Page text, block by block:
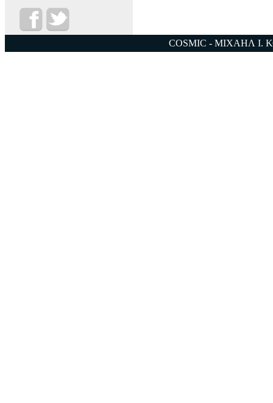
COSMIC - ΜΙΧΑΗΛ Ι.